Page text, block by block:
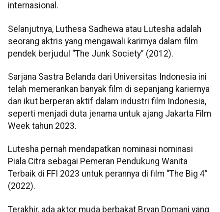
internasional.
Selanjutnya, Luthesa Sadhewa atau Lutesha adalah
seorang aktris yang mengawali karirnya dalam film
pendek berjudul “The Junk Society” (2012).
Sarjana Sastra Belanda dari Universitas Indonesia ini
telah memerankan banyak film di sepanjang kariernya
dan ikut berperan aktif dalam industri film Indonesia,
seperti menjadi duta jenama untuk ajang Jakarta Film
Week tahun 2023.
Lutesha pernah mendapatkan nominasi nominasi
Piala Citra sebagai Pemeran Pendukung Wanita
Terbaik di FFI 2023 untuk perannya di film “The Big 4”
(2022).
Terakhir, ada aktor muda berbakat Bryan Domani yang